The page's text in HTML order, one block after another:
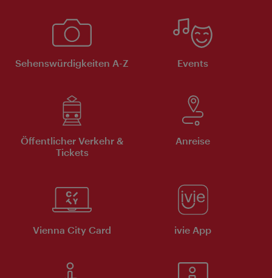
Sehenswürdigkeiten A-Z Events
Öffentlicher Verkehr &
Tickets
Anreise
Vienna City Card ivie App